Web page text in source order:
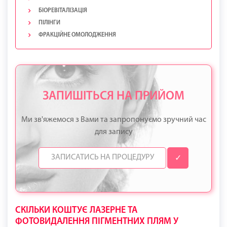
БІОРЕВІТАЛІЗАЦІЯ
ПІЛІНГИ
ФРАКЦІЙНЕ ОМОЛОДЖЕННЯ
ЗАПИШІТЬСЯ НА ПРИЙОМ
Ми зв'яжемося з Вами та запропонуємо зручний час
для запису
✓
СКІЛЬКИ КОШТУЄ ЛАЗЕРНЕ ТА
ФОТОВИДАЛЕННЯ ПІГМЕНТНИХ ПЛЯМ У